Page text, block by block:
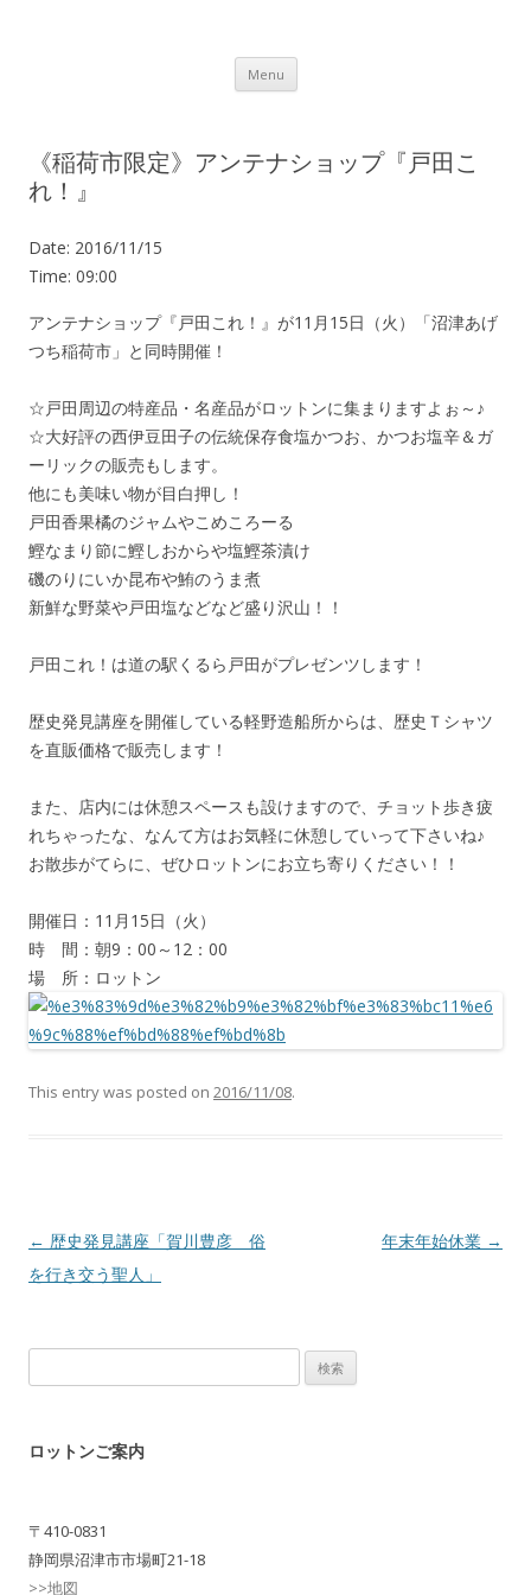
Menu Skip to content
《稲荷市限定》アンテナショップ『戸田こ
れ！』
Date: 2016/11/15
Time: 09:00
アンテナショップ『戸田これ！』が11月15日（火）「沼津あげ
つち稲荷市」と同時開催！
☆戸田周辺の特産品・名産品がロットンに集まりますよぉ～♪
☆大好評の西伊豆田子の伝統保存食塩かつお、かつお塩辛＆ガ
ーリックの販売もします。
他にも美味い物が目白押し！
戸田香果橘のジャムやこめころーる
鰹なまり節に鰹しおからや塩鰹茶漬け
磯のりにいか昆布や鮪のうま煮
新鮮な野菜や戸田塩などなど盛り沢山！！
戸田これ！は道の駅くるら戸田がプレゼンツします！
歴史発見講座を開催している軽野造船所からは、歴史Ｔシャツ
を直販価格で販売します！
また、店内には休憩スペースも設けますので、チョット歩き疲
れちゃったな、なんて方はお気軽に休憩していって下さいね♪
お散歩がてらに、ぜひロットンにお立ち寄りください！！
開催日：11月15日（火）
時 間：朝9：00～12：00
場 所：ロットン
This entry was posted on 2016/11/08.
Post navigation
← 歴史発見講座「賀川豊彦 俗
を行き交う聖人」
年末年始休業 →
索:
ロットンご案内
〒410-0831
静岡県沼津市市場町21-18
>>地図